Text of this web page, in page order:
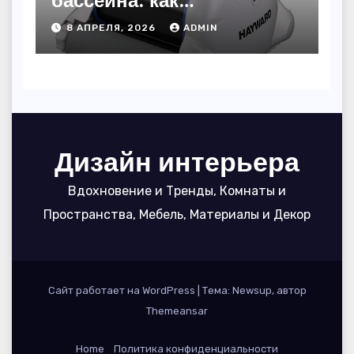
пользоваться, чтобы
вода блестела, а
устройство служило 7
8 АПРЕЛЯ, 2026 ADMIN
Дизайн интерьера
Вдохновение и Тренды, Комнаты и
Пространства, Мебель, Материалы и Декор
Сайт работает на WordPress
Тема: Newsup, автор
Themeansar
Home Политика конфиденциальности